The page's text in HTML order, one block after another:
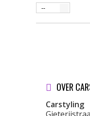
--
OVER
Carstyling